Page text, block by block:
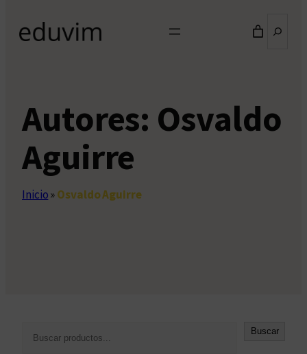
Autores: Osvaldo
Aguirre
Inicio»Osvaldo Aguirre
Buscar